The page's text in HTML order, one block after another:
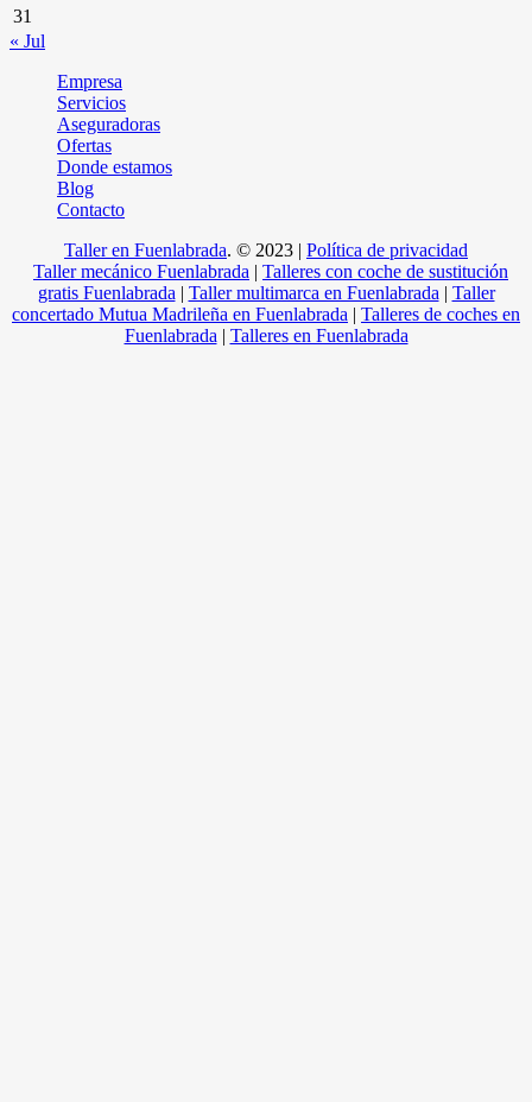
31
« Jul
Empresa
Servicios
Aseguradoras
Ofertas
Donde estamos
Blog
Contacto
Taller en Fuenlabrada. © 2023 | Política de privacidad
Taller mecánico Fuenlabrada | Talleres con coche de sustitución
gratis Fuenlabrada | Taller multimarca en Fuenlabrada | Taller
concertado Mutua Madrileña en Fuenlabrada | Talleres de coches en
Fuenlabrada | Talleres en Fuenlabrada